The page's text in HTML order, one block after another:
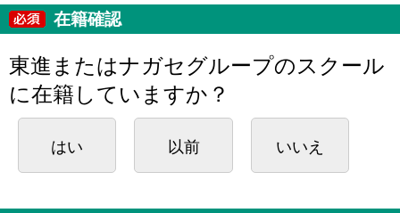
在籍確認
東進またはナガセグループのスクール
に在籍していますか？
はい 以前 いいえ